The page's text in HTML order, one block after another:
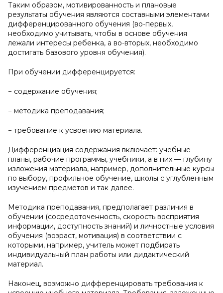
Таким образом, мотивированность и плановые
результаты обучения являются составными элементами
дифференцированного обучения (во-первых,
необходимо учитывать, чтобы в основе обучения
лежали интересы ребенка, а во-вторых, необходимо
достигать базового уровня обучения).
При обучении дифференцируется:
− содержание обучения;
− методика преподавания;
− требование к усвоению материала.
Дифференциация содержания включает: учебные
планы, рабочие программы, учебники, а в них — глубину
изложения материала, например, дополнительные курсы
по выбору, профильное обучение, школы с углубленным
изучением предметов и так далее.
Методика преподавания, предполагает различия в
обучении (сосредоточенность, скорость восприятия
информации, доступность знаний) и личностные условия
обучения (возраст, мотивация) в соответствии с
которыми, например, учитель может подбирать
индивидуальный план работы или дидактический
материал.
Наконец, возможно дифференцировать требования к